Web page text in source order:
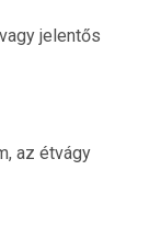
jelentős
az étvágy